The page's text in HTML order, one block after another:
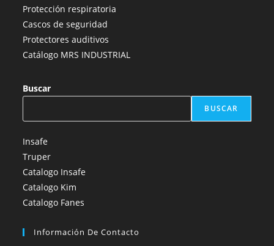
Protección respiratoria
Cascos de seguridad
Protectores auditivos
Catálogo MRS INDUSTRIAL
Buscar
BUSCAR
Insafe
Truper
Catalogo Insafe
Catalogo Kim
Catalogo Fanes
Información De Contacto